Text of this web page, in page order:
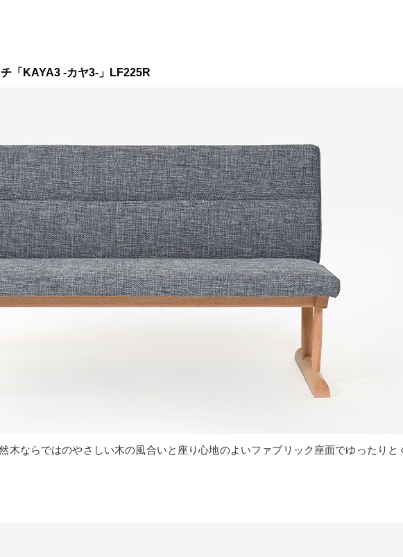
「KAYA3 -カヤ3-」LF225R
木ならではのやさしい木の風合いと座り心地のよいファブリック座面でゆったりと